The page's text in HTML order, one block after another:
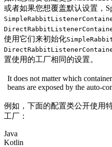
或者如果您想覆盖默认设置，
使用它们来初始化
置使用的工厂相同的设置。
It does not matter which
beans are exposed by the auto-
例如，下面的配置类公开使用
工厂：
Java
Kotlin